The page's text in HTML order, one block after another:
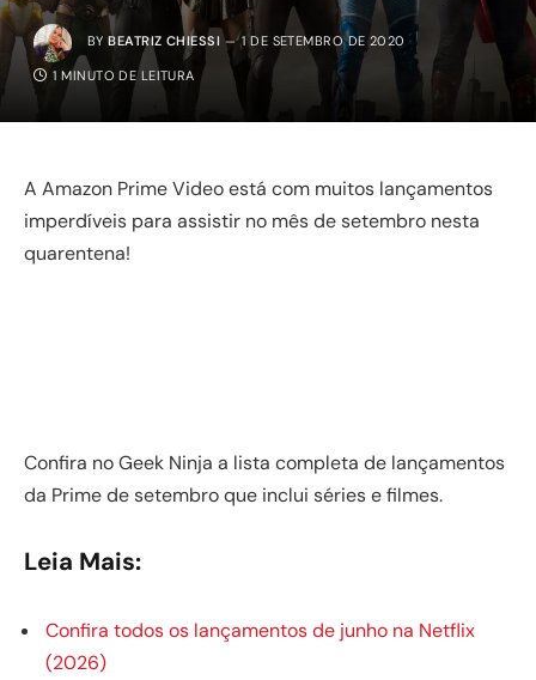
BY BEATRIZ CHIESSI 1 DE SETEMBRO DE 2020
1 MINUTO DE LEITURA
A Amazon Prime Video está com muitos lançamentos
imperdíveis para assistir no mês de setembro nesta
quarentena!
Confira no Geek Ninja a lista completa de lançamentos
da Prime de setembro que inclui séries e filmes.
Leia Mais:
Confira todos os lançamentos de junho na Netflix
(2026)